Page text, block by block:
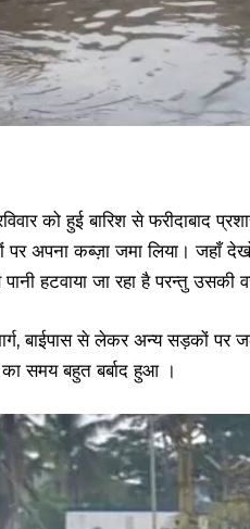
को हुई बारिश से फरीदाबाद
अपना कब्ज़ा जमा लिया। जहाँ देखो
पानी हटवाया जा रहा है परन्तु उसकी
बाईपास से लेकर अन्य सड़कों
समय बहुत बर्बाद हुआ ।